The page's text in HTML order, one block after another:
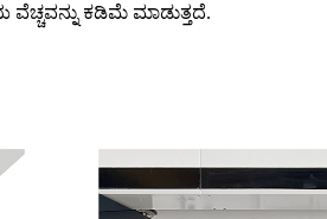
ಕಡಿಮೆ ಮಾಡುತ್ತದೆ.